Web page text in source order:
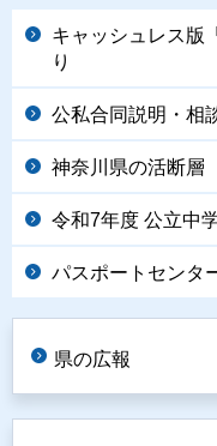
キャッシュレス版
り
公私合同説明・相
神奈川県の活断層
令和7年度 公立中
パスポートセンタ
県の広報